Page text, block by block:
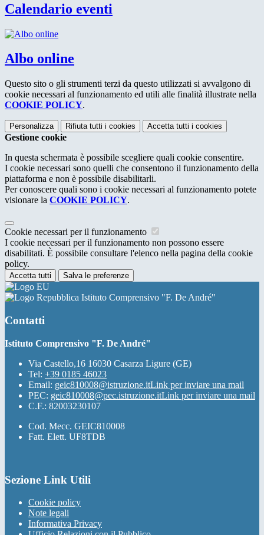
Calendario eventi
Albo online
Questo sito o gli strumenti terzi da questo utilizzati si avvalgono di
cookie necessari al funzionamento ed utili alle finalità illustrate nella
COOKIE POLICY.
Personalizza Rifiuta tutti i cookies Accetta tutti i cookies
Gestione cookie
In questa schermata è possibile scegliere quali cookie consentire.
I cookie necessari sono quelli che consentono il funzionamento della
piattaforma e non è possibile disabilitarli.
Per conoscere quali sono i cookie necessari al funzionamento potete
visionare la COOKIE POLICY.
Cookie necessari per il funzionamento
I cookie necessari per il funzionamento non possono essere
disabilitati. È possibile consultare l'elenco nella pagina della cookie
policy.
Accetta tutti Salva le preferenze
Istituto Comprensivo "F. De André"
Contatti
Istituto Comprensivo "F. De André"
Via Castello,16 16030 Casarza Ligure (GE)
Tel: +39 0185 46023
Email: geic810008@istruzione.itLink per inviare una mail
PEC: geic810008@pec.istruzione.itLink per inviare una mail
C.F.: 82003230107
Cod. Mecc. GEIC810008
Fatt. Elett. UF8TDB
Sezione Link Utili
Cookie policy
Note legali
Informativa Privacy